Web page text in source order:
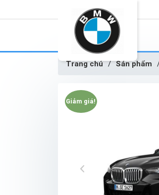
Trang chủ / Sản phẩm
Giảm giá!